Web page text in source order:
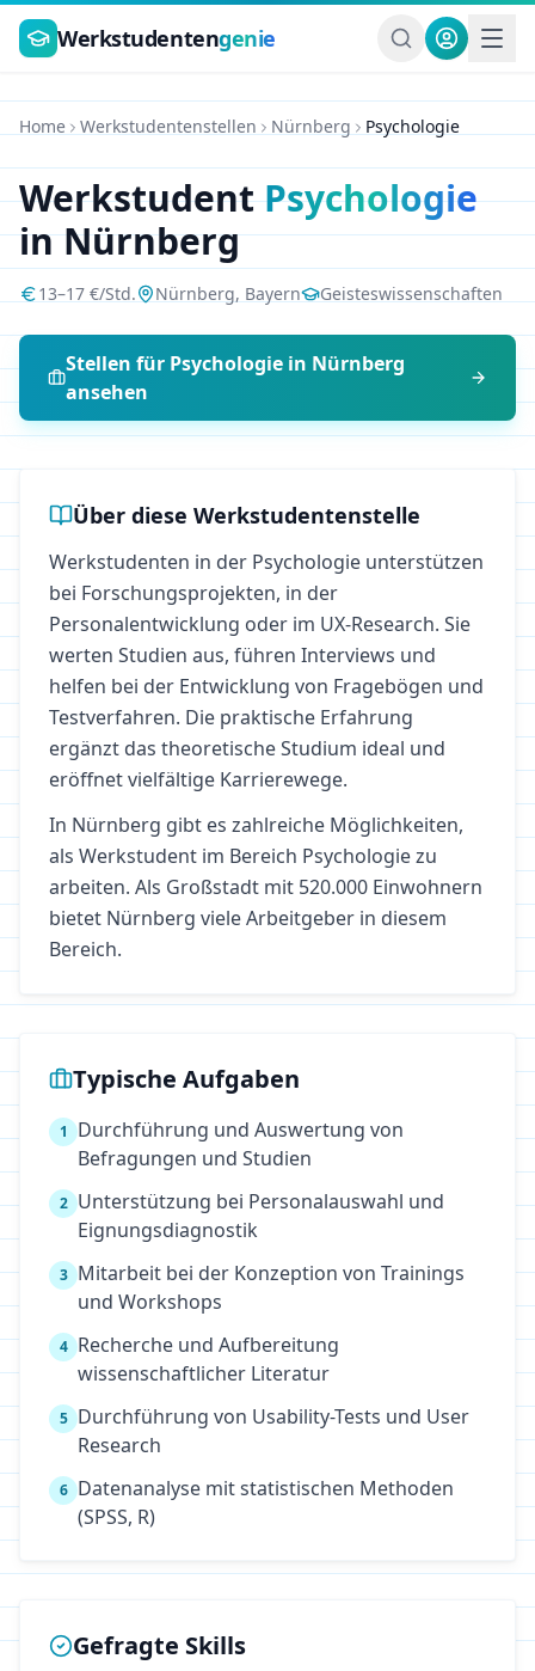
Zum Hauptinhalt springen
Werkstudentengenie
Home Werkstudentenstellen Nürnberg Psychologie
WerkstudentPsychologie
inNürnberg
13–17 €/Std. Nürnberg, Bayern Geisteswissenschaften
Stellen für Psychologie in Nürnberg
ansehen
Über diese Werkstudentenstelle
Werkstudenten in der Psychologie unterstützen
bei Forschungsprojekten, in der
Personalentwicklung oder im UX-Research. Sie
werten Studien aus, führen Interviews und
helfen bei der Entwicklung von Fragebögen und
Testverfahren. Die praktische Erfahrung
ergänzt das theoretische Studium ideal und
eröffnet vielfältige Karrierewege.
In Nürnberg gibt es zahlreiche Möglichkeiten,
als Werkstudent im Bereich Psychologiezu
arbeiten. Als Großstadt mit 520.000 Einwohnern
bietet Nürnberg viele Arbeitgeber in diesem
Bereich.
Typische Aufgaben
1
Durchführung und Auswertung von
Befragungen und Studien
2 Unterstützung bei Personalauswahl und
Eignungsdiagnostik
3 Mitarbeit bei der Konzeption von Trainings
und Workshops
4 Recherche und Aufbereitung
wissenschaftlicher Literatur
5 Durchführung von Usability-Tests und User
Research
6 Datenanalyse mit statistischen Methoden
(SPSS, R)
Gefragte Skills